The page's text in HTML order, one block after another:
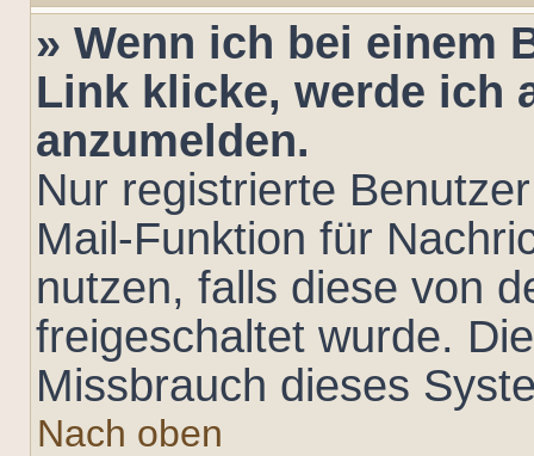
» Wenn ich bei einem
Link klicke, werde ich
anzumelden.
Nur registrierte
Mail-Funktion für
nutzen, falls diese von
freigeschaltet wurde.
Missbrauch dieses
Nach oben